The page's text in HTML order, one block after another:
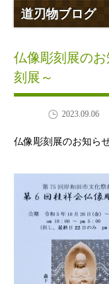
道刃物ブログ
仏像彫刻展の
刻展～
2023.09.06
仏像彫刻展のお知ら